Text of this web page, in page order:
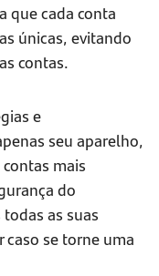
que cada conta
únicas, evitando
contas.
e
seu aparelho,
mais
do
as suas
caso se torne uma